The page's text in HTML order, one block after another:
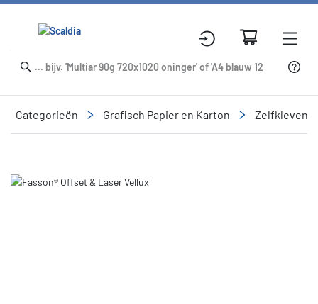
Categorieën Grafisch Papier en Karton Zelfklevend
Slide 1 of 1